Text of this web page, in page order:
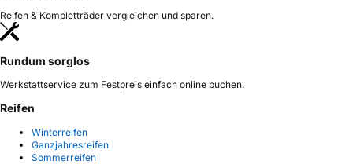
Reifen & Kompletträder vergleichen und sparen.
Rundum sorglos
Werkstattservice zum Festpreis einfach online buchen.
Reifen
Winterreifen
Ganzjahresreifen
Sommerreifen